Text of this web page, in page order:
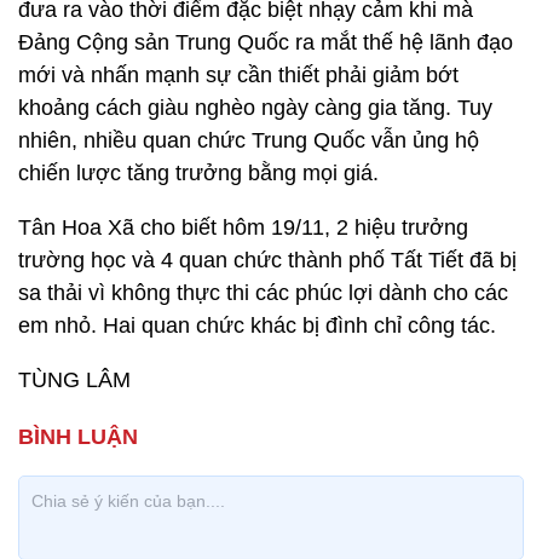
đưa ra vào thời điểm đặc biệt nhạy cảm khi mà
Đảng Cộng sản Trung Quốc ra mắt thế hệ lãnh đạo
mới và nhấn mạnh sự cần thiết phải giảm bớt
khoảng cách giàu nghèo ngày càng gia tăng. Tuy
nhiên, nhiều quan chức Trung Quốc vẫn ủng hộ
chiến lược tăng trưởng bằng mọi giá.
Tân Hoa Xã cho biết hôm 19/11, 2 hiệu trưởng
trường học và 4 quan chức thành phố Tất Tiết đã bị
sa thải vì không thực thi các phúc lợi dành cho các
em nhỏ. Hai quan chức khác bị đình chỉ công tác.
TÙNG LÂM